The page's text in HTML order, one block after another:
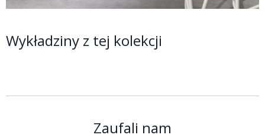
Wykładziny z tej kolekcji
Zaufali nam